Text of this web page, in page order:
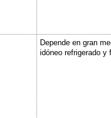
Depende en gran
idóneo refrigerado y